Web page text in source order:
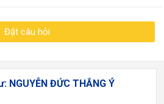
Đặt câu hỏi
NGUYỄN ĐỨC THẮNG Ý